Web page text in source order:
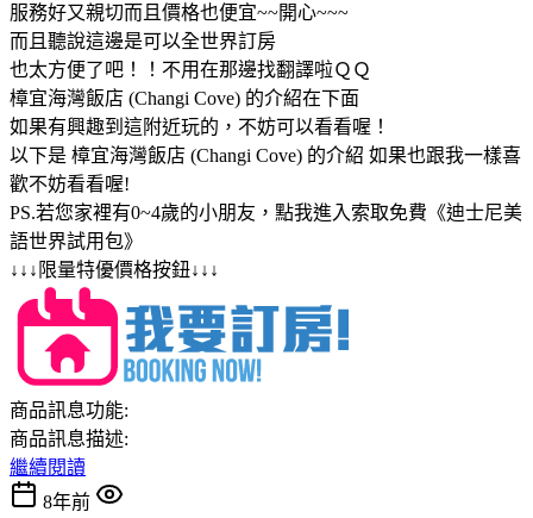
服務好又親切而且價格也便宜~~開心~~~
而且聽說這邊是可以全世界訂房
也太方便了吧！！不用在那邊找翻譯啦ＱＱ
樟宜海灣飯店 (Changi Cove) 的介紹在下面
如果有興趣到這附近玩的，不妨可以看看喔！
以下是 樟宜海灣飯店 (Changi Cove) 的介紹 如果也跟我一樣喜
歡不妨看看喔!
PS.若您家裡有0~4歲的小朋友，點我進入索取免費《迪士尼美
語世界試用包》
↓↓↓限量特優價格按鈕↓↓↓
商品訊息功能:
商品訊息描述:
繼續閱讀
8年前